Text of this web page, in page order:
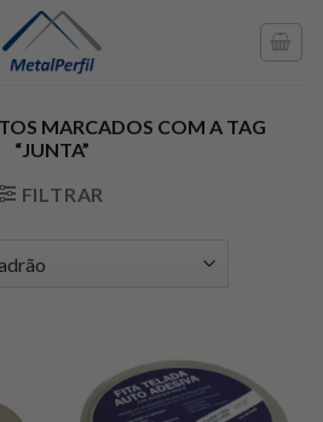
MARCADOS COM A TAG
“JUNTA”
FILTRAR